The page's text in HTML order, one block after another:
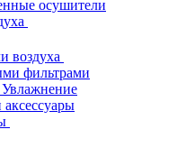
осушители
воздуха
фильтрами